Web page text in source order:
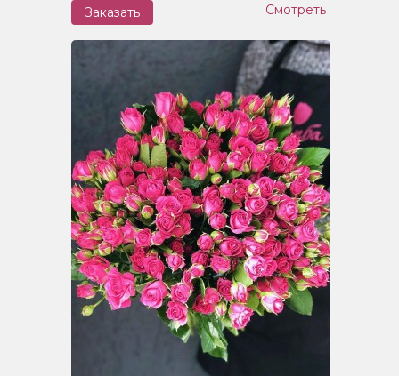
Заказать Смотреть